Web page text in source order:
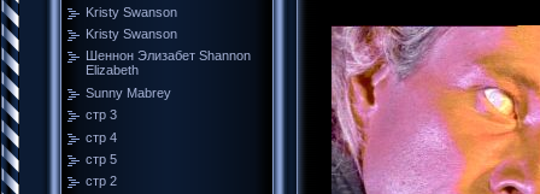
Kristy Swanson
Kristy Swanson
Шеннон Элизабет Shannon
Elizabeth
Sunny Mabrey
стр 3
стр 4
стр 5
стр 2